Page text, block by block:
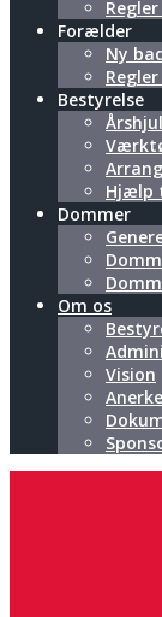
Forælder
Ny
Bestyrelse
Hjælp
Dommer
Om os
Vision